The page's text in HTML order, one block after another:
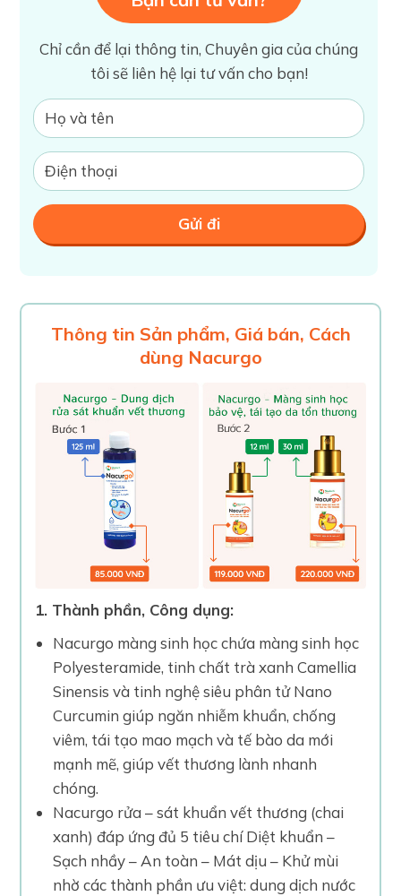
Chỉ cần để lại thông tin, Chuyên gia của chúng
tôi sẽ liên hệ lại tư vấn cho bạn!
Thông tin Sản phẩm, Giá bán, Cách
dùng Nacurgo
1. Thành phần, Công dụng:
Nacurgo màng sinh học chứa màng sinh học
Polyesteramide, tinh chất trà xanh Camellia
Sinensis và tinh nghệ siêu phân tử Nano
Curcumin giúp ngăn nhiễm khuẩn, chống
viêm, tái tạo mao mạch và tế bào da mới
mạnh mẽ, giúp vết thương lành nhanh
chóng.
Nacurgo rửa – sát khuẩn vết thương (chai
xanh) đáp ứng đủ 5 tiêu chí Diệt khuẩn –
Sạch nhầy – An toàn – Mát dịu – Khử mùi
nhờ các thành phần ưu việt: dung dịch nước